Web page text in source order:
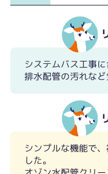
システムバス工事
排水配管の汚れなど
シンプルな機能で
した。